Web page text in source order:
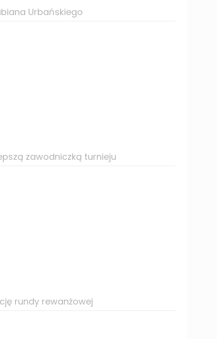
Urbańskiego
zawodniczką turnieju
rundy rewanżowej